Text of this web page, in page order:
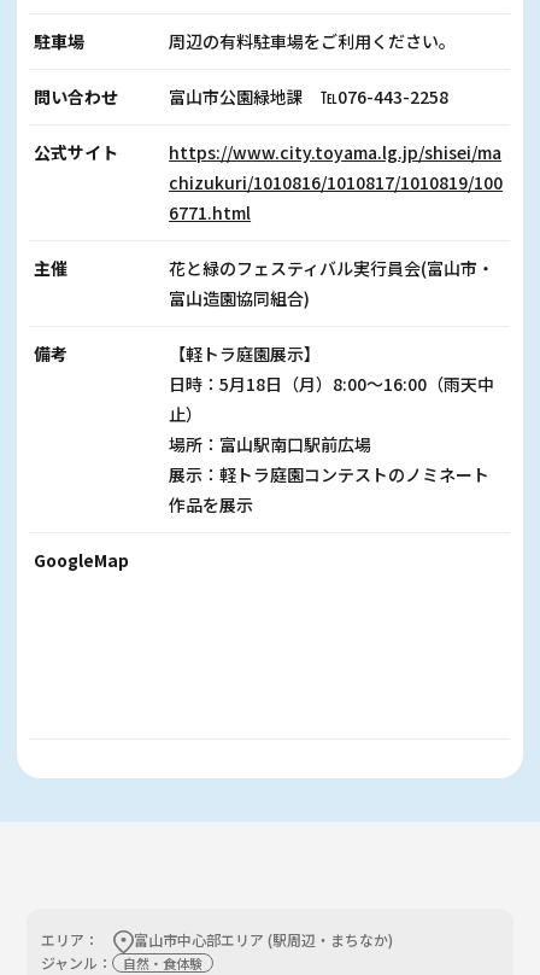
駐車場 周辺の有料駐車場をご利用ください。
問い合わせ 富山市公園緑地課 ℡076-443-2258
公式サイト
https://www.city.toyama.lg.jp/shisei/ma
chizukuri/1010816/1010817/1010819/100
6771.html
主催
花と緑のフェスティバル実行員会(富山市・
富山造園協同組合)
備考
【軽トラ庭園展示】
日時：5月18日（月）8:00～16:00（雨天中
止）
場所：富山駅南口駅前広場
展示：軽トラ庭園コンテストのノミネート
作品を展示
GoogleMap
エリア：
富山市中心部エリア (駅周辺・まちなか)
ジャンル：
自然・食体験